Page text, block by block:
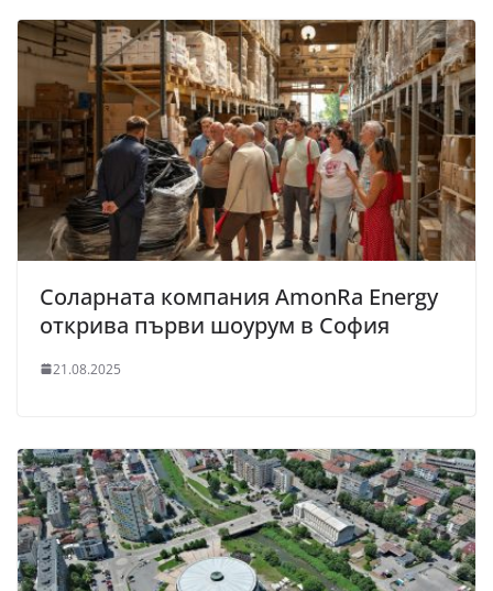
Соларната компания АmonRa Energy
открива първи шоурум в София
21.08.2025